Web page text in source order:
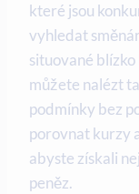
které jsou
vyhledat
situované
můžete nalézt
podmínky bez
porovnat kurzy
abyste získali
peněz.